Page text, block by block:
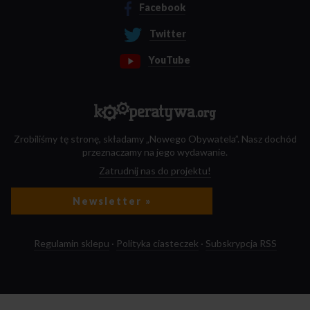
Facebook
Twitter
YouTube
Zrobiliśmy tę stronę, składamy „Nowego Obywatela”. Nasz dochód
przeznaczamy na jego wydawanie.
Zatrudnij nas do projektu!
Newsletter »
Regulamin sklepu · Polityka ciasteczek · Subskrypcja RSS